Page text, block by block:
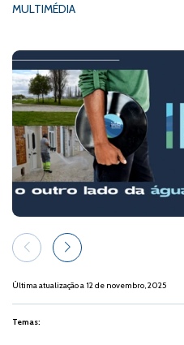
MULTIMÉDIA
Última atualização a 12 de novembro, 2025
Temas: